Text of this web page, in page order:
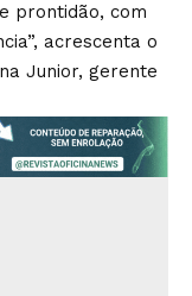
prontidão, com
acrescenta o
Junior, gerente